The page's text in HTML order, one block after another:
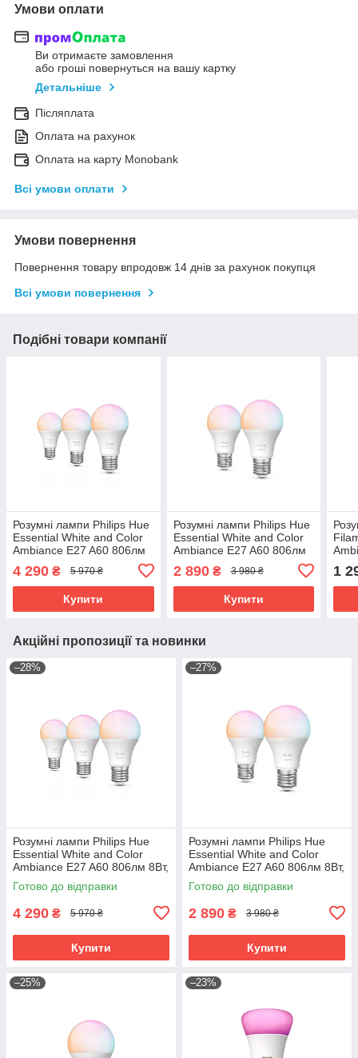
Умови оплати
Ви отримаєте замовлення
або гроші повернуться на вашу картку
Детальніше
Післяплата
Оплата на рахунок
Оплата на карту Monobank
Всі умови оплати
Умови повернення
Повернення товару впродовж 14 днів за рахунок покупця
Всі умови повернення
Подібні товари компанії
Розумні лампи Philips Hue
Essential White and Color
Ambiance E27 A60 806лм
шт.
4 290 ₴ 5 970 ₴
Купити
Розумні лампи Philips Hue
Essential White and Color
Ambiance E27 A60 806лм
8Вт, Bluetooth, Zigbee, 2
шт.
2 890₴ 3 980 ₴
Купити
1
Акційні пропозиції та новинки
–28%
Розумні лампи Philips Hue
Essential White and Color
Ambiance E27 A60 806лм 8Вт,
Bluetooth, Zigbee, 3 шт.
Готово до відправки
4 290 ₴ 5 970 ₴
Купити
–27%
Розумні лампи Philips Hue
Essential White and Color
Ambiance E27 A60 806лм 8Вт,
Bluetooth, Zigbee, 2 шт.
Готово до відправки
2 890 ₴ 3 980 ₴
Купити
–25% –23%